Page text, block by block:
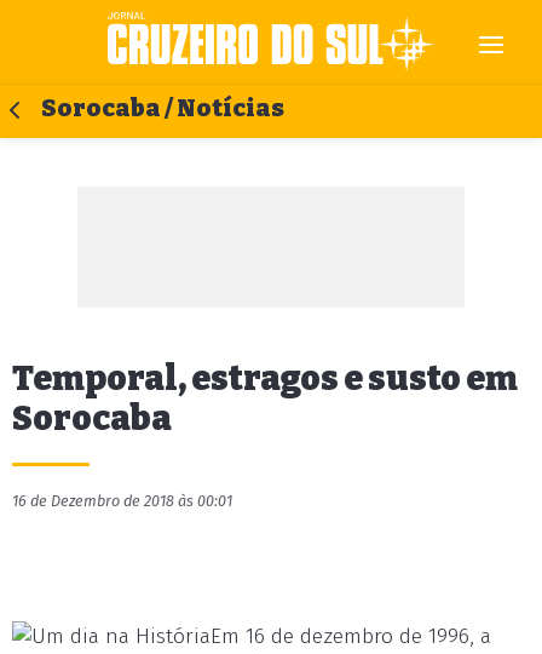
Sorocaba / Notícias
Temporal, estragos e susto em
Sorocaba
16 de Dezembro de 2018 às 00:01
Em 16 de dezembro de 1996, a